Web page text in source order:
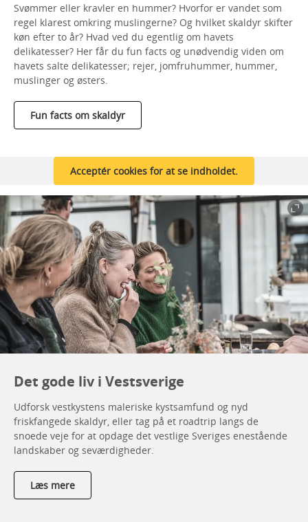
Svømmer eller kravler en hummer? Hvorfor er vandet som
regel klarest omkring muslingerne? Og hvilket skaldyr skifter
køn efter to år? Hvad ved du egentlig om havets
delikatesser? Her får du fun facts og unødvendig viden om
havets salte delikatesser; rejer, jomfruhummer, hummer,
muslinger og østers.
Fun facts om skaldyr
Acceptér cookies for at se indholdet.
Det gode liv i Vestsverige
Udforsk vestkystens maleriske kystsamfund og nyd
friskfangede skaldyr, eller tag på et roadtrip langs de
snoede veje for at opdage det vestlige Sveriges enestående
landskaber og seværdigheder.
Læs mere